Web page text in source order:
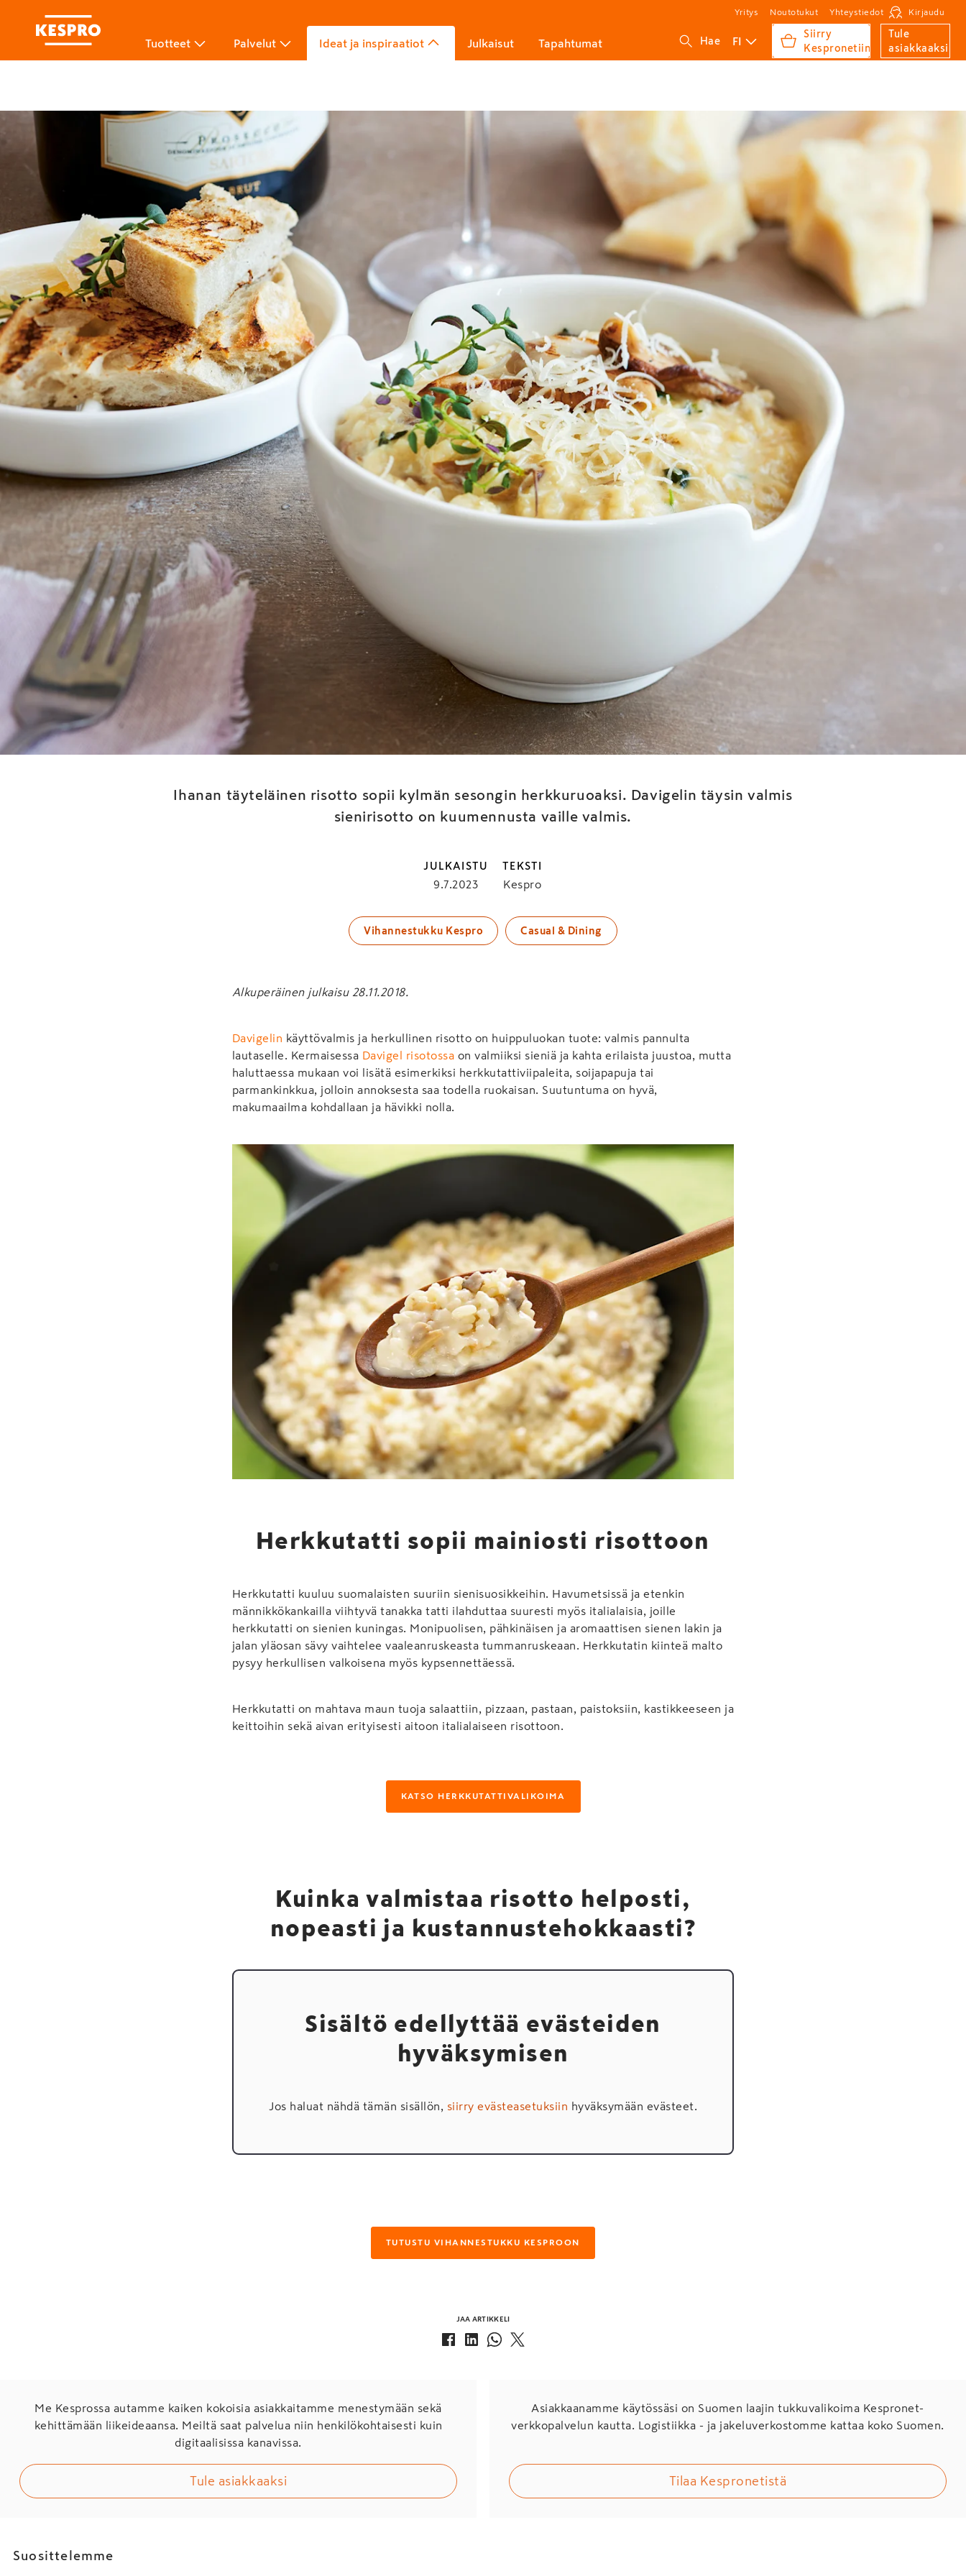
Yritys Noutotukut Yhteystiedot Kirjaudu
Tuotteet Palvelut Ideat ja inspiraatiot Julkaisut Tapahtumat Hae FI
Siirry
Kespronetiin
Tule
asiakkaaksi
Käyttövalmis ja herkullinen Davigel-
risotto
Ihanan täyteläinen risotto sopii kylmän sesongin herkkuruoaksi. Davigelin täysin valmis
sienirisotto on kuumennusta vaille valmis.
JULKAISTU
9.7.2023
TEKSTI
Kespro
Vihannestukku Kespro Casual & Dining
Alkuperäinen julkaisu 28.11.2018.
Davigelin käyttövalmis ja herkullinen risotto on huippuluokan tuote: valmis pannulta
lautaselle. Kermaisessa Davigel risotossa on valmiiksi sieniä ja kahta erilaista juustoa, mutta
haluttaessa mukaan voi lisätä esimerkiksi herkkutattiviipaleita, soijapapuja tai
parmankinkkua, jolloin annoksesta saa todella ruokaisan. Suutuntuma on hyvä,
makumaailma kohdallaan ja hävikki nolla.
Herkkutatti sopii mainiosti risottoon
Herkkutatti kuuluu suomalaisten suuriin sienisuosikkeihin. Havumetsissä ja etenkin
männikkökankailla viihtyvä tanakka tatti ilahduttaa suuresti myös italialaisia, joille
herkkutatti on sienien kuningas. Monipuolisen, pähkinäisen ja aromaattisen sienen lakin ja
jalan yläosan sävy vaihtelee vaaleanruskeasta tummanruskeaan. Herkkutatin kiinteä malto
pysyy herkullisen valkoisena myös kypsennettäessä.
Herkkutatti on mahtava maun tuoja salaattiin, pizzaan, pastaan, paistoksiin, kastikkeeseen ja
keittoihin sekä aivan erityisesti aitoon italialaiseen risottoon.
KATSO HERKKUTATTIVALIKOIMA
Kuinka valmistaa risotto helposti,
nopeasti ja kustannustehokkaasti?
Sisältö edellyttää evästeiden
hyväksymisen
Jos haluat nähdä tämän sisällön, siirry evästeasetuksiin hyväksymään evästeet.
TUTUSTU VIHANNESTUKKU KESPROON
JAA ARTIKKELI
Me Kesprossa autamme kaiken kokoisia asiakkaitamme menestymään sekä
kehittämään liikeideaansa. Meiltä saat palvelua niin henkilökohtaisesti kuin
digitaalisissa kanavissa.
Tule asiakkaaksi
Asiakkaanamme käytössäsi on Suomen laajin tukkuvalikoima Kespronet-
verkkopalvelun kautta. Logistiikka - ja jakeluverkostomme kattaa koko Suomen.
Tilaa Kespronetistä
Suosittelemme